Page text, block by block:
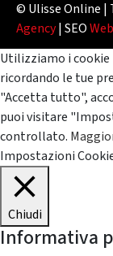
© Ulisse Online
Agency| SEO
Utilizziamo i
ricordando le tue
"Accetta tutto",
puoi visitare
controllato.
Impostazioni
Chiudi
Informativa